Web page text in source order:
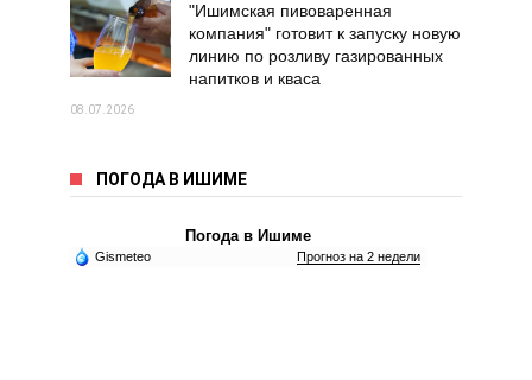
"Ишимская пивоваренная
компания" готовит к запуску новую
линию по розливу газированных
напитков и кваса
08.07.2026
ПОГОДА В ИШИМЕ
Погода в Ишиме
Gismeteo Прогноз на 2 недели